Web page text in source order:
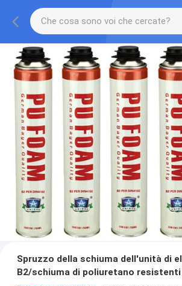
Spruzzo della schiuma dell'unità di
B2/schiuma di poliuretano